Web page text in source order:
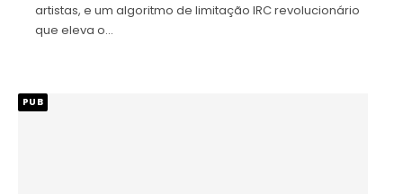
artistas, e um algoritmo de limitação IRC revolucionário
que eleva o…
PUB